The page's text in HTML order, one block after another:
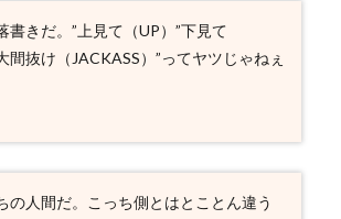
書きだ。”上見て（UP）”下見て
間抜け（JACKASS）”ってヤツじゃねぇ
の人間だ。こっち側とはとことん違う